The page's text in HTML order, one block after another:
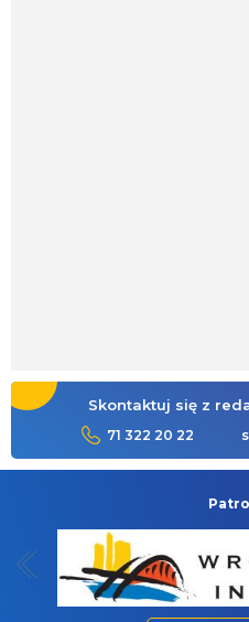
Skontaktuj się z
71 322 20 22